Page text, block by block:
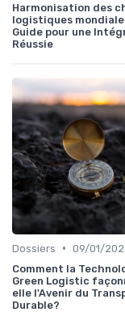
Harmonisation des
logistiques
Guide pour une
Réussie
Dossiers • 09/01/
Comment la
Green Logistic
elle l'Avenir du
Durable?